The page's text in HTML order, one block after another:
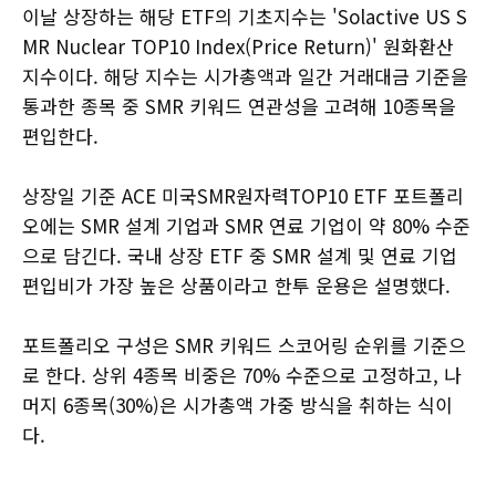
이날 상장하는 해당 ETF의 기초지수는 'Solactive US S
MR Nuclear TOP10 Index(Price Return)' 원화환산
지수이다. 해당 지수는 시가총액과 일간 거래대금 기준을
통과한 종목 중 SMR 키워드 연관성을 고려해 10종목을
편입한다.
상장일 기준 ACE 미국SMR원자력TOP10 ETF 포트폴리
오에는 SMR 설계 기업과 SMR 연료 기업이 약 80% 수준
으로 담긴다. 국내 상장 ETF 중 SMR 설계 및 연료 기업
편입비가 가장 높은 상품이라고 한투 운용은 설명했다.
포트폴리오 구성은 SMR 키워드 스코어링 순위를 기준으
로 한다. 상위 4종목 비중은 70% 수준으로 고정하고, 나
머지 6종목(30%)은 시가총액 가중 방식을 취하는 식이
다.